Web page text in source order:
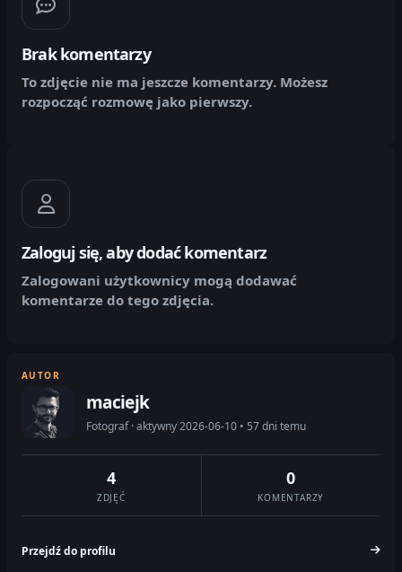
Brak komentarzy
To zdjęcie nie ma jeszcze komentarzy. Możesz
rozpocząć rozmowę jako pierwszy.
Zaloguj się, aby dodać komentarz
Zalogowani użytkownicy mogą dodawać
komentarze do tego zdjęcia.
AUTOR
maciejk
Fotograf · aktywny 2026-06-10 • 57 dni temu
4
ZDJĘĆ
0
KOMENTARZY
Przejdź do profilu